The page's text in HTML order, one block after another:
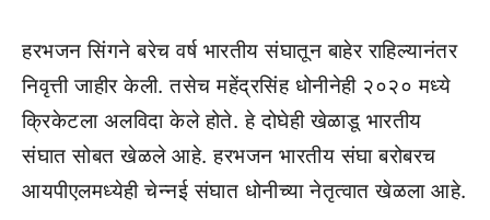
हरभजन सिंगने बरेच वर्ष भारतीय संघातून बाहेर राहिल्यानंतर
निवृत्ती जाहीर केली. तसेच महेंद्रसिंह धोनीनेही २०२० मध्ये
क्रिकेटला अलविदा केले होते. हे दोघेही खेळाडू भारतीय
संघात सोबत खेळले आहे. हरभजन भारतीय संघा बरोबरच
आयपीएलमध्येही चेन्नई संघात धोनीच्या नेतृत्वात खेळला आहे.